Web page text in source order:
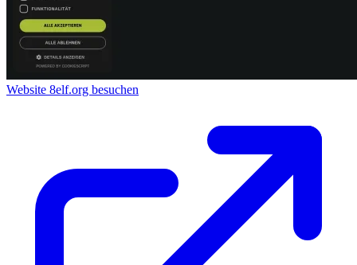
Website 8elf.org besuchen